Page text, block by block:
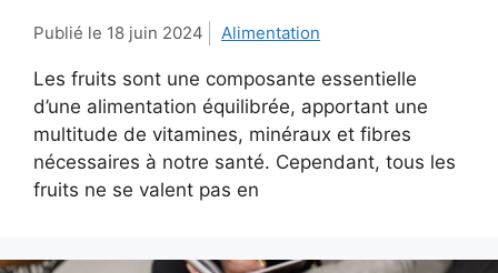
18 juin 2024 Alimentation
Les fruits sont une composante essentielle
d’une alimentation équilibrée, apportant une
multitude de vitamines, minéraux et fibres
nécessaires à notre santé. Cependant, tous les
fruits ne se valent pas en